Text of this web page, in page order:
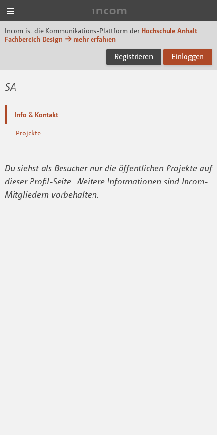
Incom ist die Kommunikations-Plattform der Hochschule Anhalt
Fachbereich Design
mehr erfahren
Registrieren Einloggen
SA
Info & Kontakt
Projekte
Du siehst als Besucher nur die öffentlichen Projekte auf
dieser Profil-Seite. Weitere Informationen sind Incom-
Mitgliedern vorbehalten.